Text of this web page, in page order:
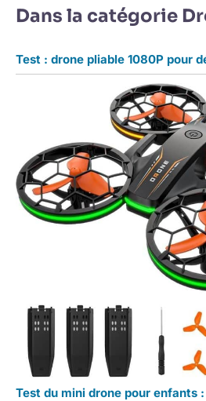
Dans la catégorie
Test : drone pliable 1080P pour
Test du mini drone pour enfants